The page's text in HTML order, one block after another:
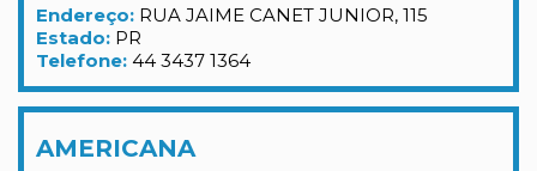
Endereço: RUA JAIME CANET JUNIOR, 115
Estado: PR
Telefone: 44 3437 1364
AMERICANA